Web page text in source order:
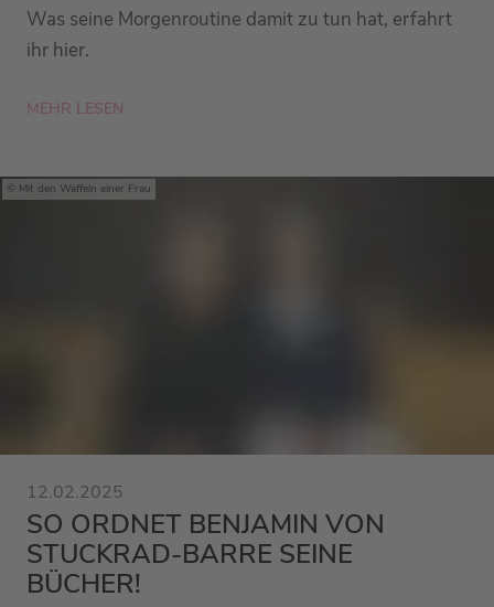
Was seine Morgenroutine damit zu tun hat, erfahrt
ihr hier.
MEHR LESEN
Mit den Waffeln einer Frau
12.02.2025
SO ORDNET BENJAMIN VON
STUCKRAD-BARRE SEINE
BÜCHER!